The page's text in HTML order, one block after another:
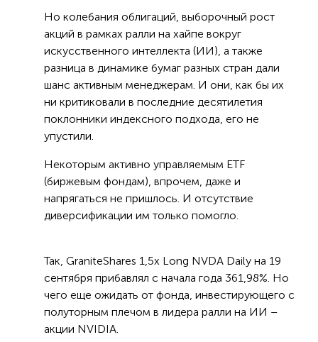
Но колебания облигаций, выборочный рост
акций в рамках ралли на хайпе вокруг
искусственного интеллекта (ИИ), а также
разница в динамике бумаг разных стран дали
шанс активным менеджерам. И они, как бы их
ни критиковали в последние десятилетия
поклонники индексного подхода, его не
упустили.
Некоторым активно управляемым ETF
(биржевым фондам), впрочем, даже и
напрягаться не пришлось. И отсутствие
диверсификации им только помогло.
Так, GraniteShares 1,5x Long NVDA Daily на 19
сентября прибавлял с начала года 361,98%. Но
чего еще ожидать от фонда, инвестирующего с
полуторным плечом в лидера ралли на ИИ –
акции NVIDIA.